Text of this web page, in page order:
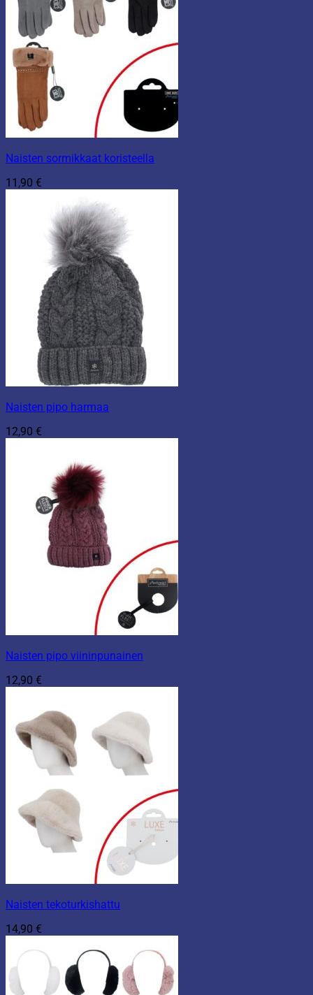
Naisten sormikkaat koristeella
11,90 €
Naisten pipo harmaa
12,90 €
Naisten pipo viininpunainen
12,90 €
Naisten tekoturkishattu
14,90 €